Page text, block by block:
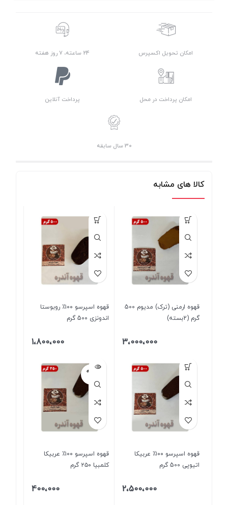
امکان تحویل اکسپرس 24 ساعته، 7 روز هفته
امکان پرداخت در محل پرداخت آنلاین
30 سال سابقه
کالا های مشابه
قهوه ارمنی (ترک) مدیوم 500
گرم (2بسته)
3،000،000
قهوه اسپرسو ۱۰۰٪ روبوستا
اندونزی 500 گرم
1،800،000
قهوه اسپرسو ۱۰۰٪ عربیکا
اتیوپی 500 گرم
2،500،000
فروخته
قهوه اسپرسو ۱۰۰٪ عربیکا
کلمبیا ۲۵۰ گرم
400،000